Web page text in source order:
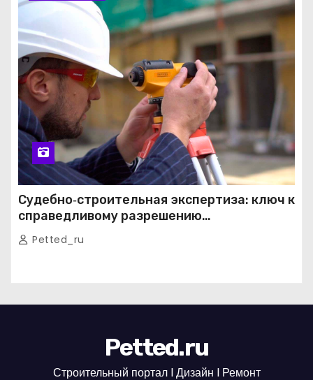
Судебно‑строительная экспертиза: ключ к
справедливому разрешению
строительных споров
Petted_ru
Petted.ru
Строительный портал l Дизайн l Ремонт